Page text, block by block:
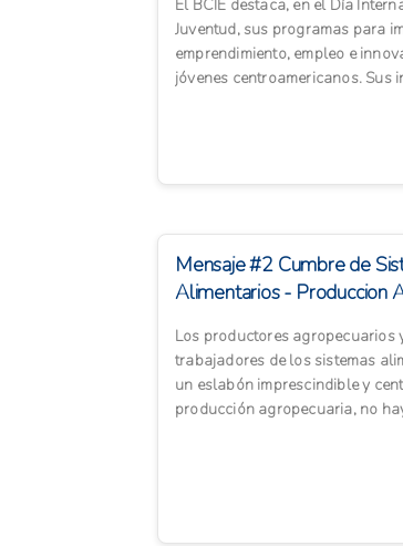
El BCIE destaca, en el Día
Juventud, sus programas para
emprendimiento, empleo e
jóvenes centroamericanos. Sus
Mensaje #2 Cumbre de
Alimentarios - Produccion
Los productores agropecuarios
trabajadores de los sistemas
un eslabón imprescindible y
producción agropecuaria, no